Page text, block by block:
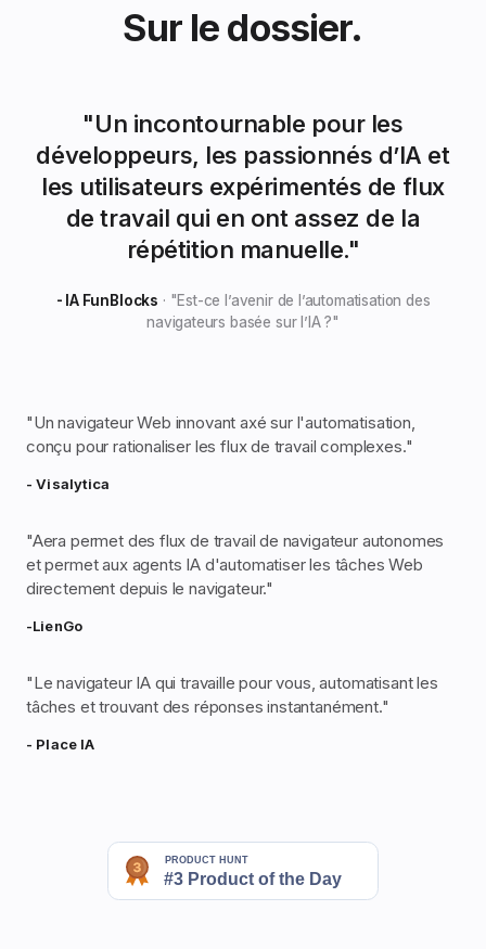
Sur le dossier.
"Un incontournable pour les
développeurs, les passionnés d’IA et
les utilisateurs expérimentés de flux
de travail qui en ont assez de la
répétition manuelle."
- IA FunBlocks · "Est-ce l’avenir de l’automatisation des
navigateurs basée sur l’IA ?"
"Un navigateur Web innovant axé sur l'automatisation,
conçu pour rationaliser les flux de travail complexes."
- Visalytica
"Aera permet des flux de travail de navigateur autonomes
et permet aux agents IA d'automatiser les tâches Web
directement depuis le navigateur."
-LienGo
"Le navigateur IA qui travaille pour vous, automatisant les
tâches et trouvant des réponses instantanément."
- Place IA